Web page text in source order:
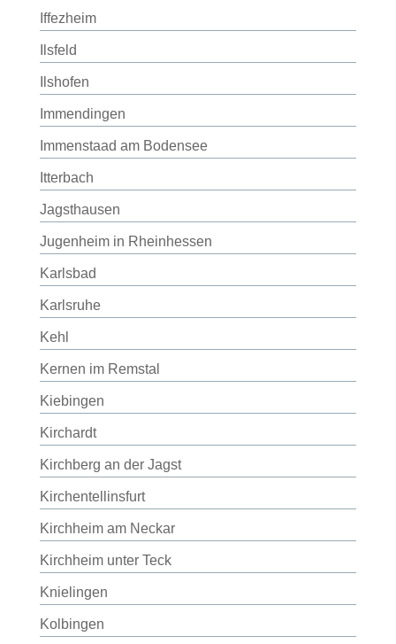
Iffezheim
Ilsfeld
Ilshofen
Immendingen
Immenstaad am Bodensee
Itterbach
Jagsthausen
Jugenheim in Rheinhessen
Karlsbad
Karlsruhe
Kehl
Kernen im Remstal
Kiebingen
Kirchardt
Kirchberg an der Jagst
Kirchentellinsfurt
Kirchheim am Neckar
Kirchheim unter Teck
Knielingen
Kolbingen